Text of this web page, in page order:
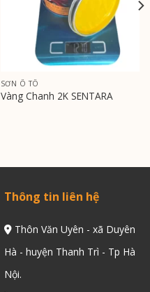
SƠN Ô TÔ
Vàng Chanh 2K SENTARA
Thông tin liên hệ
Thôn Văn Uyên - xã Duyên
Hà - huyện Thanh Trì - Tp Hà
Nội.